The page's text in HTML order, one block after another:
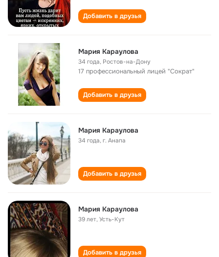
Добавить в друзья
Мария Караулова
34 года, Ростов-на-Дону
17 профессиональный лицей "Сократ"
Добавить в друзья
Мария Караулова
34 года,г. Анапа
Добавить в друзья
Мария Караулова
39 лет,Усть-Кут
Добавить в друзья